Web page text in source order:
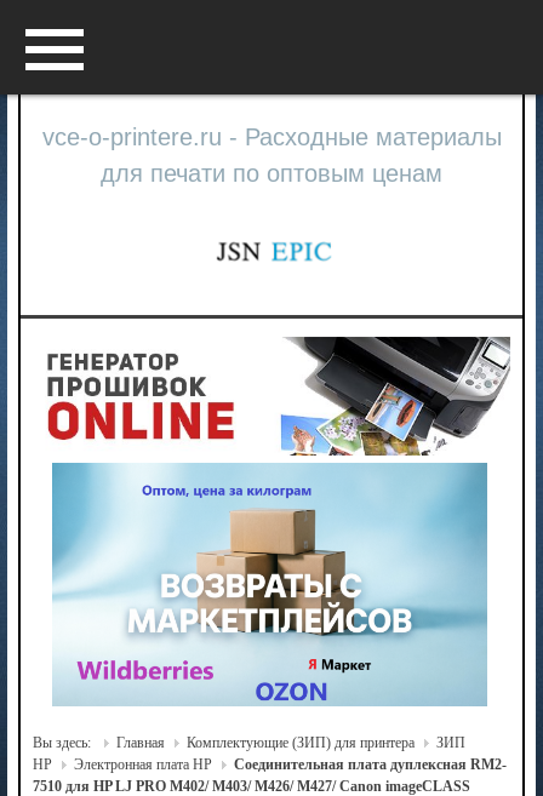
vce-o-printere.ru - Расходные материалы
для печати по оптовым ценам
Вы здесь: Главная Комплектующие (ЗИП) для принтера
ЗИП
HP
Электронная плата HP
Соединительная плата дуплексная RM2-
7510 для HP LJ PRO M402/ M403/ M426/ M427/ Canon imageCLASS